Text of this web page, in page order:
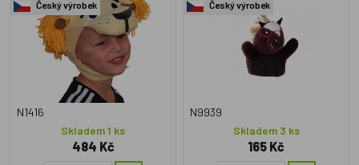
Český výrobek
N1416
Skladem 1 ks
484 Kč
Český výrobek
N9939
Skladem 3 ks
165 Kč